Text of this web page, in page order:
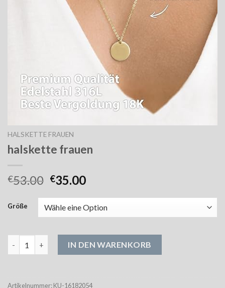
HALSKETTE FRAUEN
halskette frauen
€53.00 €35.00
Größe
IN DEN WARENKORB
Artikelnummer:KU-16182054